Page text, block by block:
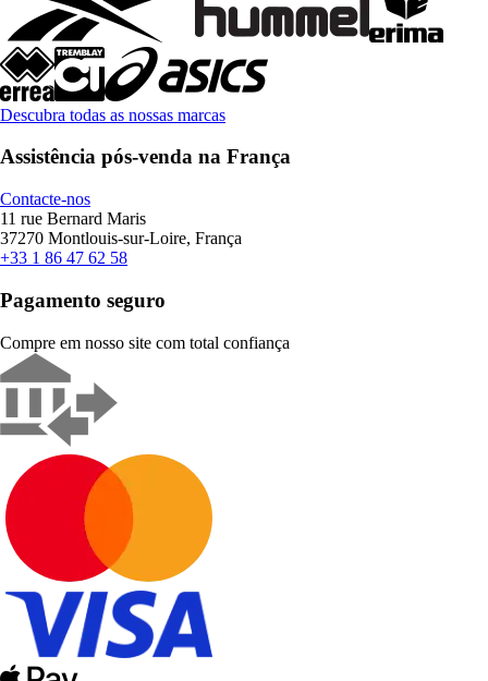
Descubra todas as nossas marcas
Assistência pós-venda na França
Contacte-nos
11 rue Bernard Maris
37270 Montlouis-sur-Loire, França
+33 1 86 47 62 58
Pagamento seguro
Compre em nosso site com total confiança